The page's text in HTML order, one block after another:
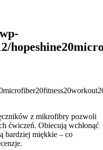
z mikrofibry pozwoli
ćwiczeń. Obiecują wchłonąć
bardziej miękkie – co